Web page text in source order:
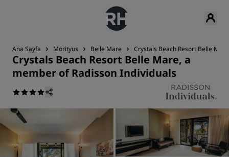
Ana Sayfa Morityus Belle Mare Crystals Beach Resort Belle
Crystals Beach Resort Belle Mare, a
member of Radisson Individuals